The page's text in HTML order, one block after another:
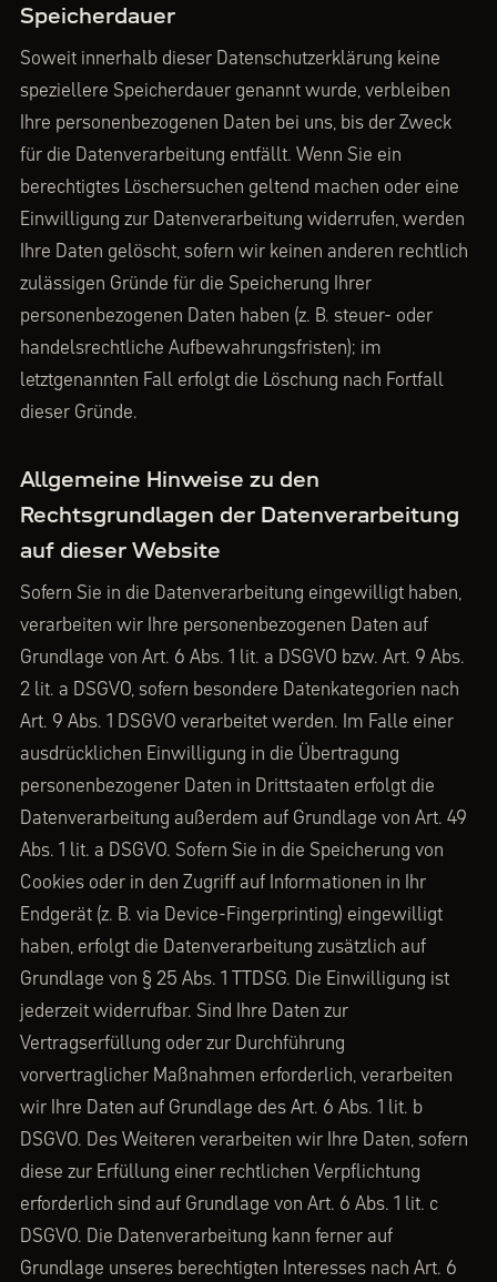
Speicherdauer
Soweit innerhalb dieser Datenschutzerklärung keine
speziellere Speicherdauer genannt wurde, verbleiben
Ihre personenbezogenen Daten bei uns, bis der Zweck
für die Datenverarbeitung entfällt. Wenn Sie ein
berechtigtes Löschersuchen geltend machen oder eine
Einwilligung zur Datenverarbeitung widerrufen, werden
Ihre Daten gelöscht, sofern wir keinen anderen rechtlich
zulässigen Gründe für die Speicherung Ihrer
personenbezogenen Daten haben (z. B. steuer- oder
handelsrechtliche Aufbewahrungsfristen); im
letztgenannten Fall erfolgt die Löschung nach Fortfall
dieser Gründe.
Allgemeine Hinweise zu den
Rechtsgrundlagen der Datenverarbeitung
auf dieser Website
Sofern Sie in die Datenverarbeitung eingewilligt haben,
verarbeiten wir Ihre personenbezogenen Daten auf
Grundlage von Art. 6 Abs. 1 lit. a DSGVO bzw. Art. 9 Abs.
2 lit. a DSGVO, sofern besondere Datenkategorien nach
Art. 9 Abs. 1 DSGVO verarbeitet werden. Im Falle einer
ausdrücklichen Einwilligung in die Übertragung
personenbezogener Daten in Drittstaaten erfolgt die
Datenverarbeitung außerdem auf Grundlage von Art. 49
Abs. 1 lit. a DSGVO. Sofern Sie in die Speicherung von
Cookies oder in den Zugriff auf Informationen in Ihr
Endgerät (z. B. via Device-Fingerprinting) eingewilligt
haben, erfolgt die Datenverarbeitung zusätzlich auf
Grundlage von § 25 Abs. 1 TTDSG. Die Einwilligung ist
jederzeit widerrufbar. Sind Ihre Daten zur
Vertragserfüllung oder zur Durchführung
vorvertraglicher Maßnahmen erforderlich, verarbeiten
wir Ihre Daten auf Grundlage des Art. 6 Abs. 1 lit. b
DSGVO. Des Weiteren verarbeiten wir Ihre Daten, sofern
diese zur Erfüllung einer rechtlichen Verpflichtung
erforderlich sind auf Grundlage von Art. 6 Abs. 1 lit. c
DSGVO. Die Datenverarbeitung kann ferner auf
Grundlage unseres berechtigten Interesses nach Art. 6